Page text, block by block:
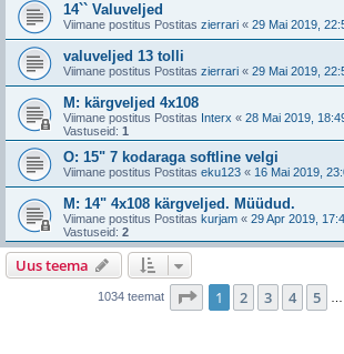
14`` Valuveljed
Viimane postitus Postitas zierrari « 29 Mai 2019,
valuveljed 13 tolli
Viimane postitus Postitas zierrari « 29 Mai 2019,
M: kärgveljed 4x108
Viimane postitus Postitas Interx « 28 Mai 2019,
Vastuseid: 1
O: 15" 7 kodaraga softline velgi
Viimane postitus Postitas eku123 « 16 Mai 2019,
M: 14" 4x108 kärgveljed. Müüdud.
Viimane postitus Postitas kurjam « 29 Apr 2019,
Vastuseid: 2
Uus teema
1034 teemat 1 . leht21 -st
1 2 3 4 5